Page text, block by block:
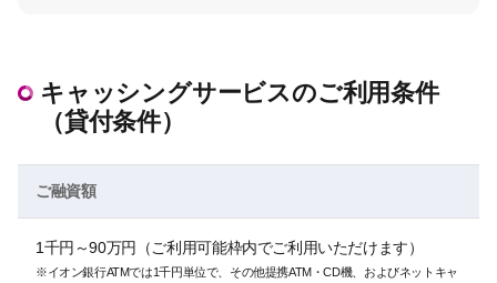
キャッシングサービスのご利用条件
（貸付条件）
ご融資額
1千円～90万円（ご利用可能枠内でご利用いただけます）
※イオン銀行ATMでは1千円単位で、その他提携ATM・CD機、およびネットキャ